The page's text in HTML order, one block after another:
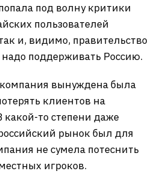
под волну критики
пользователей
и, видимо, правительство
поддерживать Россию.
компания вынуждена была
клиентов на
то степени даже
рынок был для
не сумела потеснить
игроков.